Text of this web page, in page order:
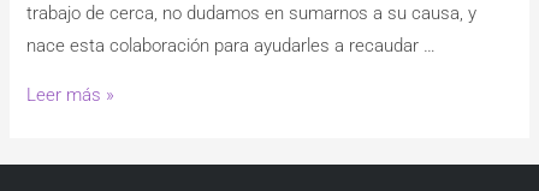
trabajo de cerca, no dudamos en sumarnos a su causa, y
nace esta colaboración para ayudarles a recaudar …
Leer más »